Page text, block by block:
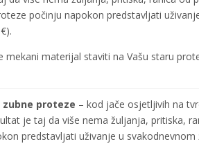
počinju napokon predstavljati
mekani materijal staviti na Vašu staru
zubne proteze – kod jače osjetljivih na
je taj da više nema žuljanja, pritiska,
predstavljati uživanje u svakodnevnom